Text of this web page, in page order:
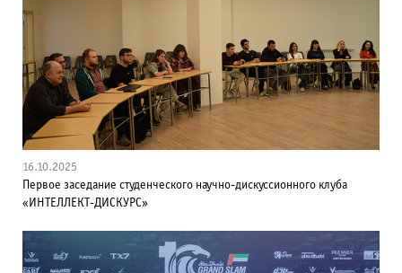
16.10.2025
Первое заседание студенческого научно-дискуссионного клуба
«ИНТЕЛЛЕКТ-ДИСКУРС»